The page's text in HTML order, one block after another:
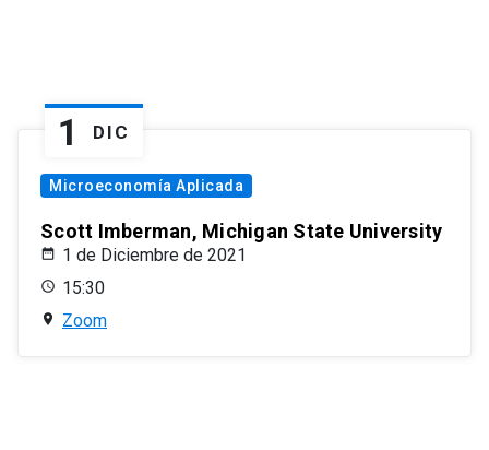
1 DIC
Microeconomía Aplicada
Scott Imberman, Michigan State University
1 de Diciembre de 2021
15:30
Zoom